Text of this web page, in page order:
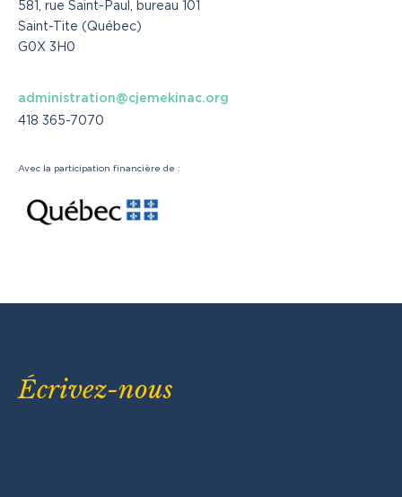
581, rue Saint-Paul, bureau 101
Saint-Tite (Québec)
G0X 3H0
administration@cjemekinac.org
418 365-7070
Avec la participation financière de :
Écrivez-nous